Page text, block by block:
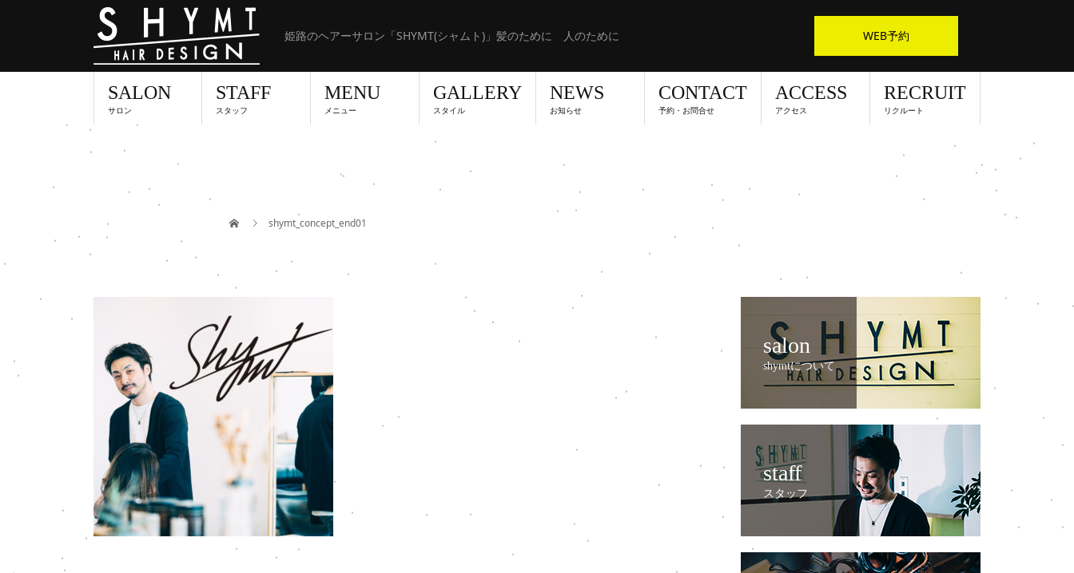
姫路のヘアーサロン「SHYMT(シャムト)」髪のために 人のために WEB予約
SALON
サロン
STAFF
スタッフ
MENU
メニュー
GALLERY
スタイル
NEWS
お知らせ
CONTACT
予約・お問合せ
ACCESS
アクセス
RECRUIT
リクルート
shymt_concept_end01
salon
shymtについて
staff
スタッフ